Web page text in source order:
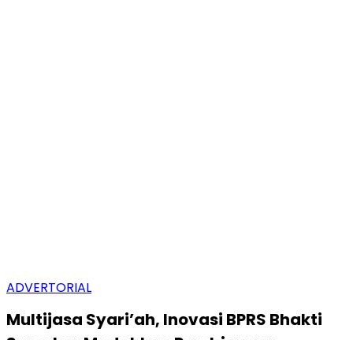
ADVERTORIAL
Multijasa Syari’ah, Inovasi BPRS Bhakti